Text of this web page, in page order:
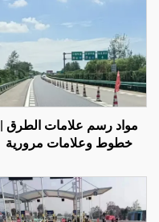
مواد رسم علامات الطرق |
خطوط وعلامات مرورية